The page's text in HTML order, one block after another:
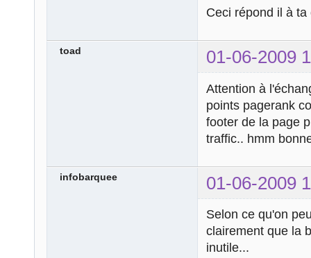
Ceci répond il à
toad 01-06-2009
Attention à
points pagerank
footer de la page
traffic.. hmm
infobarquee 01-06-2009
Selon ce qu'on
clairement que la
inutile...